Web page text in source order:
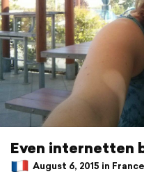
Even internetten
August 6, 2015 in